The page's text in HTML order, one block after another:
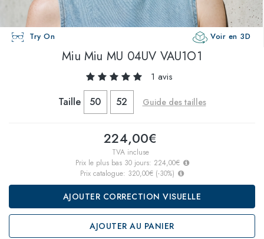
Try On Voir en 3D
Miu Miu MU 04UV VAU1O1
1 avis
Taille 50 52 Guide des tailles
224,00€
TVA incluse
Prix le plus bas 30 jours: 224,00€
Prix catalogue: 320,00€ (-30%)
AJOUTER CORRECTION VISUELLE
AJOUTER AU PANIER